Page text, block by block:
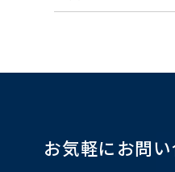
お気軽にお問い